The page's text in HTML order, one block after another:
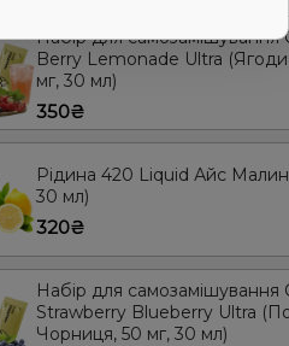
Набір для самозамішування
Berry Lemonade Ultra
мг, 30 мл)
350₴
Рідина 420 Liquid Айс
30 мл)
320₴
Набір для самозамішування
Strawberry Blueberry Ultra
Чорниця, 50 мг, 30 мл)